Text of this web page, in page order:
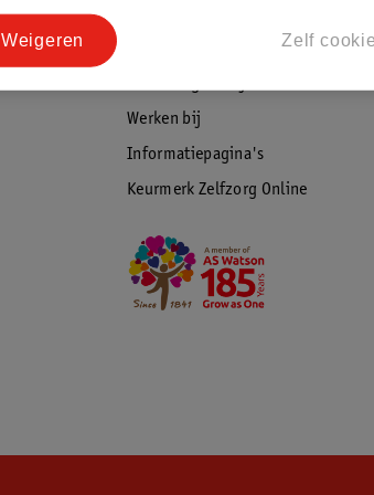
Werken bij
Informatiepagina's
Keurmerk Zelfzorg Online
Zelf
Weigeren